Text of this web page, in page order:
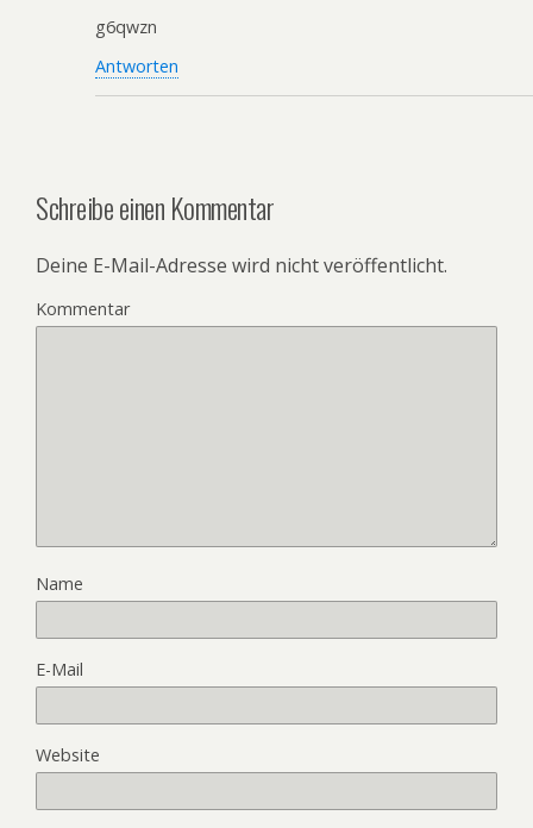
g6qwzn
Antworten
Schreibe einen Kommentar
Deine E-Mail-Adresse wird nicht veröffentlicht.
Kommentar
Name
E-Mail
Website